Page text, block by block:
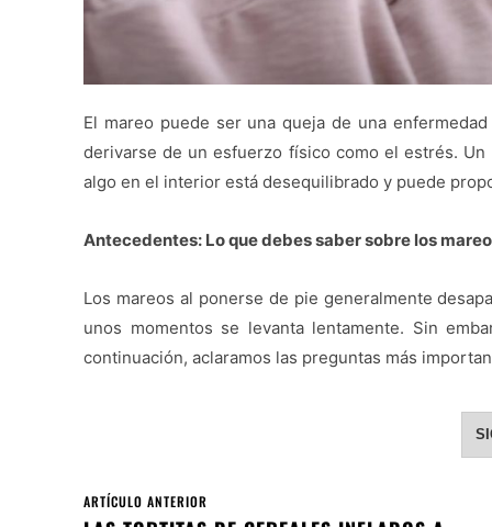
El mareo puede ser una queja de una
derivarse de un esfuerzo físico como el estrés.
algo en el interior está desequilibrado y puede
Antecedentes: Lo que debes saber sobre los
Los mareos al ponerse de pie generalmente
unos momentos se levanta lentamente. Sin
continuación, aclaramos las preguntas más
ARTÍCULO ANTERIOR